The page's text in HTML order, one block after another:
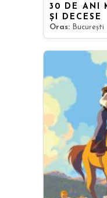
30 DE ANI
ȘI DECESE
Oras: București